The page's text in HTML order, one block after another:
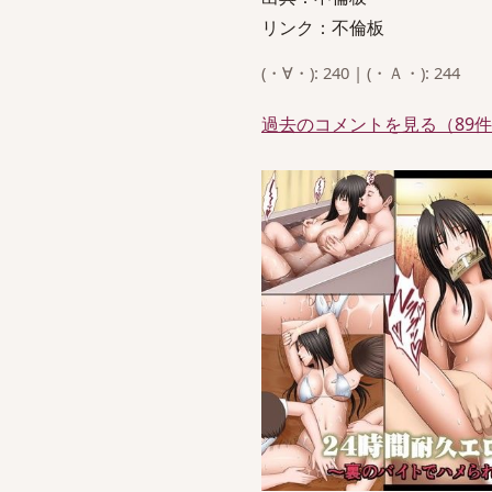
リンク：不倫板
(・∀・): 240 | (・Ａ・): 244
過去のコメントを見る（89